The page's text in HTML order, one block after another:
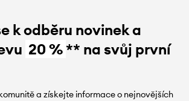
k odběru novinek a
20 %** na svůj první
a získejte informace o nejnovějších